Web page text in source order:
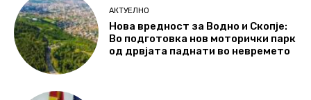
АКТУЕЛНО
Нова вредност за Водно и Скопје:
Во подготовка нов моторички парк
од дрвјата паднати во невремето